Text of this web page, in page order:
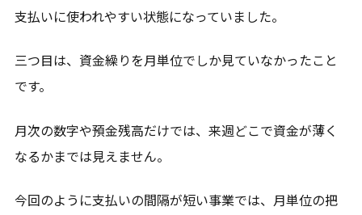
支払いに使われやすい状態になっていました。
三つ目は、資金繰りを月単位でしか見ていなかったこと
です。
月次の数字や預金残高だけでは、来週どこで資金が薄く
なるかまでは見えません。
今回のように支払いの間隔が短い事業では、月単位の把